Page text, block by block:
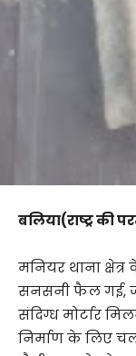
बलिया(राष्ट्र की
मनियर थाना
सनसनी फैल गई,
संदिग्ध मोर्टार
निर्माण के लिए